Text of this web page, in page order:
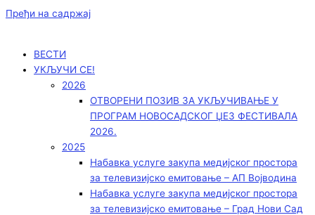
Пређи на садржај
ВЕСТИ
УКЉУЧИ СЕ!
2026
ОТВОРЕНИ ПОЗИВ ЗА УКЉУЧИВАЊЕ У
ПРОГРАМ НОВОСАДСКОГ ЏЕЗ ФЕСТИВАЛА
2026.
2025
Набавка услуге закупа медијског простора
за телевизијско емитовање – АП Војводинa
Набавка услуге закупа медијског простора
за телевизијско емитовање – Град Нови Сад